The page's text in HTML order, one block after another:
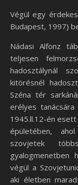
Végül egy
Budapest, 1997)
Nádasi Alfonz
teljesen
hadosztálynál
kitörésnél
Széna tér
erélyes tanácsára
1945.ll.12-én
épületében,
szovjetek
végül a
aki életben